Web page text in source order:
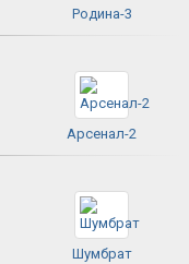
Родина-3
Арсенал-2
Шумбрат